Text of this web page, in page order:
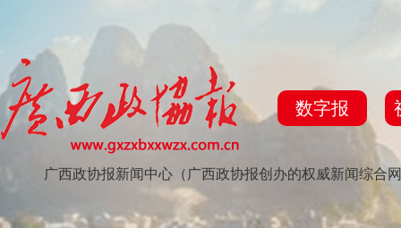
数字报
广西政协报新闻中心（广西政协报创办的权威新闻综合